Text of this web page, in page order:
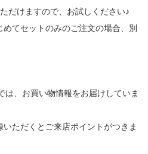
だけますので、お試しください♪
めてセットのみのご注文の場合、別
は、お買い物情報をお届けしていま
ただくとご来店ポイントがつきま